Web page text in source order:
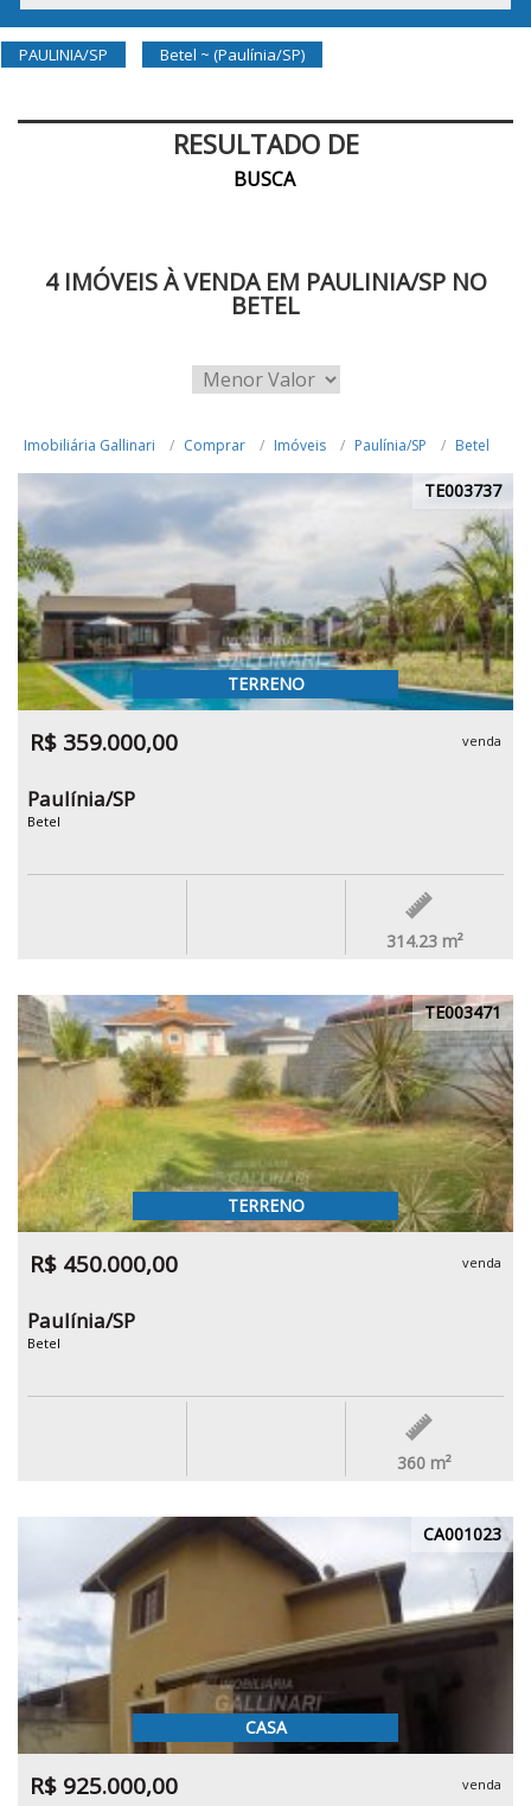
PAULINIA/SP Betel ~ (Paulínia/SP)
RESULTADO DE
BUSCA
4 IMÓVEIS À VENDA EM PAULINIA/SP NO
BETEL
Imobiliária Gallinari Comprar Imóveis Paulínia/SP Betel
TE003737
TERRENO
R$ 359.000,00 venda
Paulínia/SP
Betel
314.23 m²
TE003471
TERRENO
R$ 450.000,00 venda
Paulínia/SP
Betel
360 m²
CA001023
CASA
R$ 925.000,00 venda